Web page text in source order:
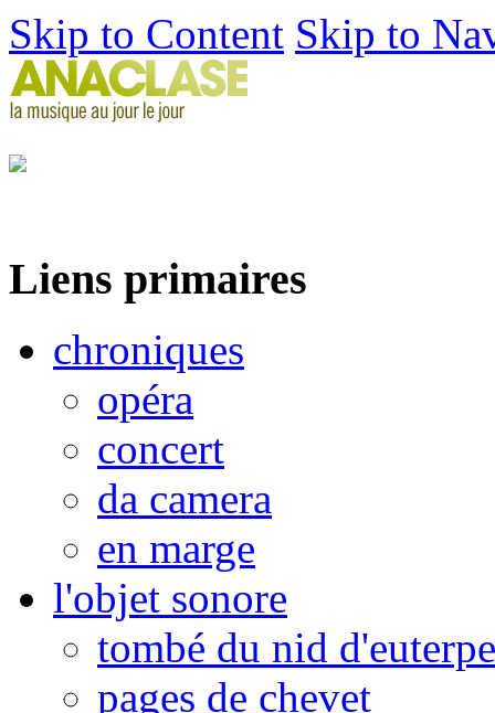
Skip to Content Skip to
Liens primaires
chroniques
opéra
concert
da camera
en marge
l'objet sonore
tombé du nid d'euterpe
pages de chevet